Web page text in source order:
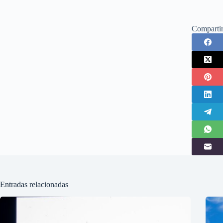
Entradas relacionadas